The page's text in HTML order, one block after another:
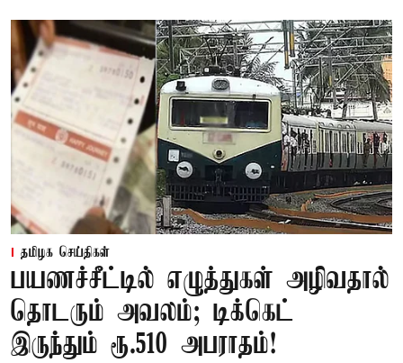
தமிழக செய்திகள்
பயணச்சீட்டில் எழுத்துகள் அழிவதால்
தொடரும் அவலம்; டிக்கெட்
இருந்தும் ரூ.510 அபராதம்!